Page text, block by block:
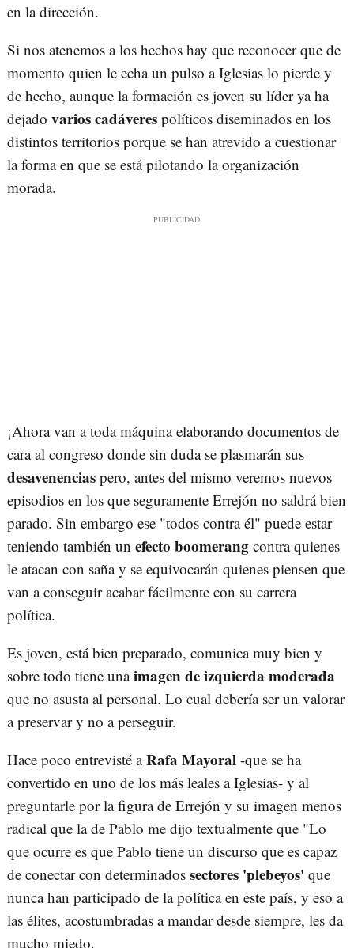
en la dirección.
Si nos atenemos a los hechos hay que reconocer que de
momento quien le echa un pulso a Iglesias lo pierde y
de hecho, aunque la formación es joven su líder ya ha
dejado varios cadáveres políticos diseminados en los
distintos territorios porque se han atrevido a cuestionar
la forma en que se está pilotando la organización
morada.
¡Ahora van a toda máquina elaborando documentos de
cara al congreso donde sin duda se plasmarán sus
desavenencias pero, antes del mismo veremos nuevos
episodios en los que seguramente Errejón no saldrá bien
parado. Sin embargo ese "todos contra él" puede estar
teniendo también un efecto boomerang contra quienes
le atacan con saña y se equivocarán quienes piensen que
van a conseguir acabar fácilmente con su carrera
política.
Es joven, está bien preparado, comunica muy bien y
sobre todo tiene unaimagen de izquierda moderada
que no asusta al personal. Lo cual debería ser un valorar
a preservar y no a perseguir.
Hace poco entrevisté aRafa Mayoral -que se ha
convertido en uno de los más leales a Iglesias- y al
preguntarle por la figura de Errejón y su imagen menos
radical que la de Pablo me dijo textualmente que "Lo
que ocurre es que Pablo tiene un discurso que es capaz
de conectar con determinados sectores 'plebeyos' que
nunca han participado de la política en este país, y eso a
las élites, acostumbradas a mandar desde siempre, les da
mucho miedo.